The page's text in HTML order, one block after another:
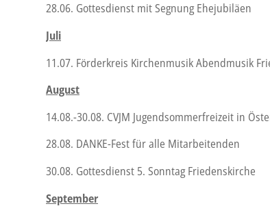
28.06. Gottesdienst mit Segnung Ehejubiläen
Juli
11.07. Förderkreis Kirchenmusik Abendmusik
August
14.08.-30.08. CVJM Jugendsommerfreizeit in
28.08. DANKE-Fest für alle Mitarbeitenden
30.08. Gottesdienst 5. Sonntag Friedenskirche
September